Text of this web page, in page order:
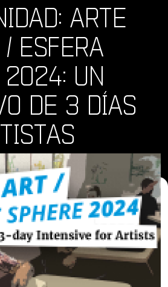
ARTE
ESFERA
UN
DE 3 DÍAS
- vie 14 jun 2024 • 5:00 pm